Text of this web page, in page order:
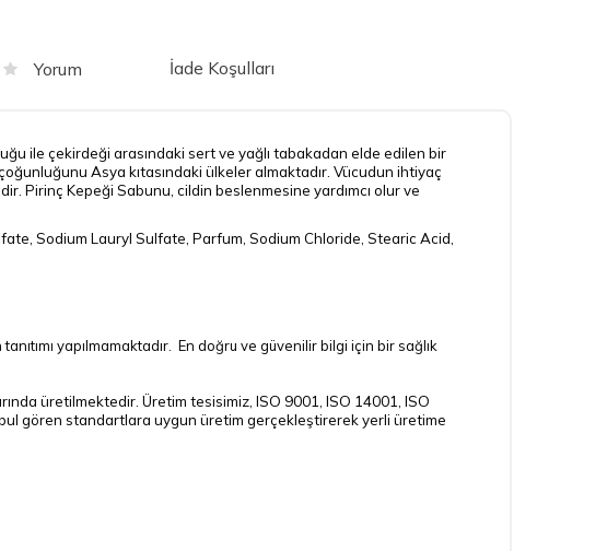
Yorum İade Koşulları
ile çekirdeği arasındaki sert ve yağlı tabakadan elde edilen bir
Asya kıtasındaki ülkeler almaktadır. Vücudun ihtiyaç
Pirinç Kepeği Sabunu, cildin beslenmesine yardımcı olur ve
Sodium Lauryl Sulfate, Parfum, Sodium Chloride, Stearic Acid,
yapılmamaktadır. En doğru ve güvenilir bilgi için bir sağlık
üretilmektedir. Üretim tesisimiz, ISO 9001, ISO 14001, ISO
gören standartlara uygun üretim gerçekleştirerek yerli üretime